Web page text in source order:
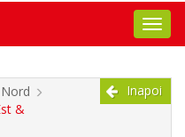
&
Inapoi